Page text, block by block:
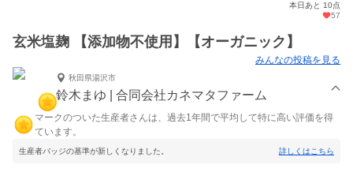
本日あと 10点
57
玄米塩麹 【添加物不使用】【オーガニック】
みんなの投稿を見る
秋田県湯沢市
鈴木まゆ | 合同会社カネマタファーム
マークのついた生産者さんは、過去1年間で平均して特に高い評価を得
ています。
生産者バッジの基準が新しくなりました。 詳しくはこちら